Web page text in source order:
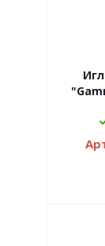
"Gamma" HN-